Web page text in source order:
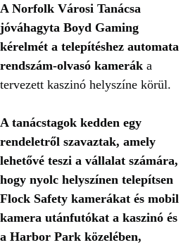
A Norfolk Városi Tanácsa
jóváhagyta Boyd Gaming
kérelmét a telepítéshez automata
rendszám-olvasó kamerák a
tervezett kaszinó helyszíne körül.
A tanácstagok kedden egy
rendeletről szavaztak, amely
lehetővé teszi a vállalat számára,
hogy nyolc helyszínen telepítsen
Flock Safety kamerákat és mobil
kamera utánfutókat a kaszinó és
a Harbor Park közelében,